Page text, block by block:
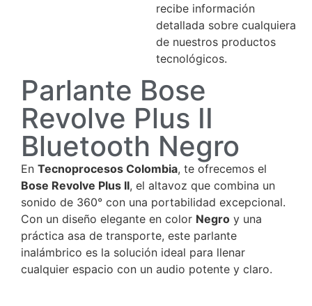
recibe información
detallada sobre cualquiera
de nuestros productos
tecnológicos.
Parlante Bose
Revolve Plus II
Bluetooth Negro
En Tecnoprocesos Colombia, te ofrecemos el
Bose Revolve Plus II, el altavoz que combina un
sonido de 360° con una portabilidad excepcional.
Con un diseño elegante en color Negro y una
práctica asa de transporte, este parlante
inalámbrico es la solución ideal para llenar
cualquier espacio con un audio potente y claro.